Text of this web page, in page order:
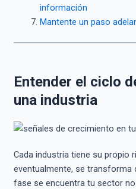
información
Mantente un paso
Entender el ciclo
una industria
Cada industria tiene su propio
eventualmente, se transforma
fase se encuentra tu sector